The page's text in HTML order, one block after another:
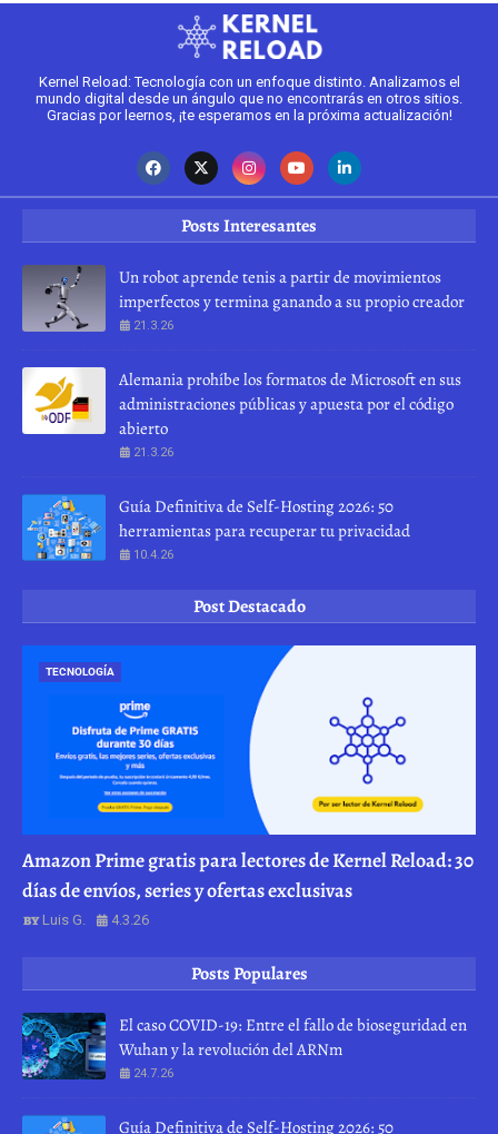
Kernel Reload: Tecnología con un enfoque distinto. Analizamos el
mundo digital desde un ángulo que no encontrarás en otros sitios.
Gracias por leernos, ¡te esperamos en la próxima actualización!
Posts Interesantes
Un robot aprende tenis a partir de movimientos
imperfectos y termina ganando a su propio creador
21.3.26
Alemania prohíbe los formatos de Microsoft en sus
administraciones públicas y apuesta por el código
abierto
21.3.26
Guía Definitiva de Self-Hosting 2026: 50
herramientas para recuperar tu privacidad
10.4.26
Post Destacado
TECNOLOGÍA
Amazon Prime gratis para lectores de Kernel Reload: 30
días de envíos, series y ofertas exclusivas
Luis G. 4.3.26
Posts Populares
El caso COVID-19: Entre el fallo de bioseguridad en
Wuhan y la revolución del ARNm
24.7.26
Guía Definitiva de Self-Hosting 2026: 50